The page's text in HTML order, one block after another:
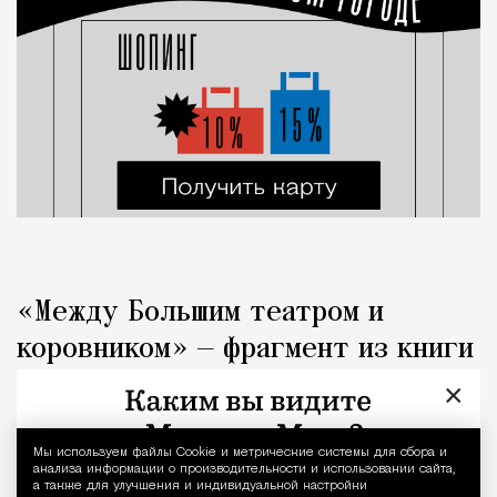
Уведомление
Мы используем файлы Сookie и метрические системы для сбора и
анализа информации о производительности и использовании сайта,
а также для улучшения и индивидуальной настройки
«Между Большим театром и
коровником» — фрагмент из книги
«Капоте в СССР»
×